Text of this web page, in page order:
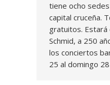
tiene ocho
capital cruceña.
gratuitos. Estará
Schmid, a 250
los conciertos
25 al domingo